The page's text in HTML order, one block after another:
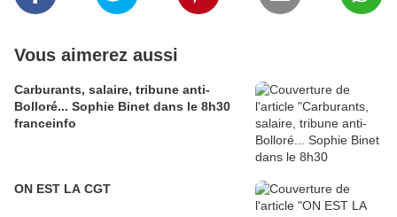
Vous aimerez aussi
Carburants, salaire, tribune anti-
Bolloré... Sophie Binet dans le 8h30
franceinfo
ON EST LA CGT